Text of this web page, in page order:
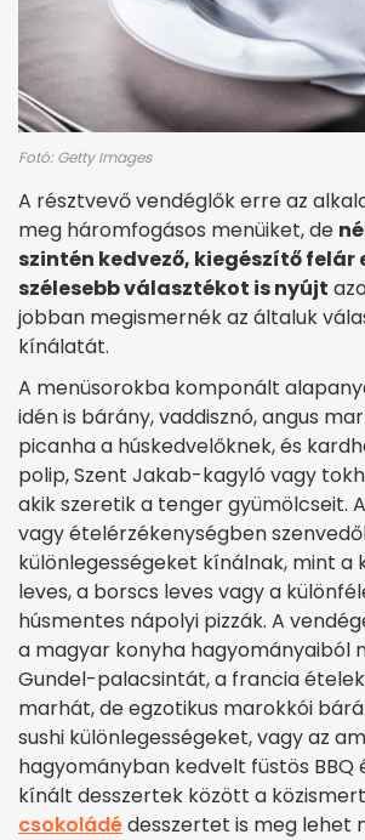
Fotó: Getty Images
A résztvevő vendéglők erre az
meg háromfogásos menüiket, de
szintén kedvező, kiegészítő felár
szélesebb választékot is nyújt
jobban megismernék az általuk
kínálatát.
A menüsorokba komponált
idén is bárány, vaddisznó, angus
picanha a húskedvelőknek, és
polip, Szent Jakab-kagyló vagy
akik szeretik a tenger gyümölcseit.
vagy ételérzékenységben
különlegességeket kínálnak, mint a
leves, a borscs leves vagy a
húsmentes nápolyi pizzák. A
a magyar konyha hagyományaiból
Gundel-palacsintát, a francia
marhát, de egzotikus marokkói
sushi különlegességeket, vagy az
hagyományban kedvelt füstös BBQ
kínált desszertek között a
csokoládédesszertet is meg lehet